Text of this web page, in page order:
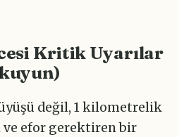
Kritik Uyarılar
değil, 1 kilometrelik
ve efor gerektiren bir